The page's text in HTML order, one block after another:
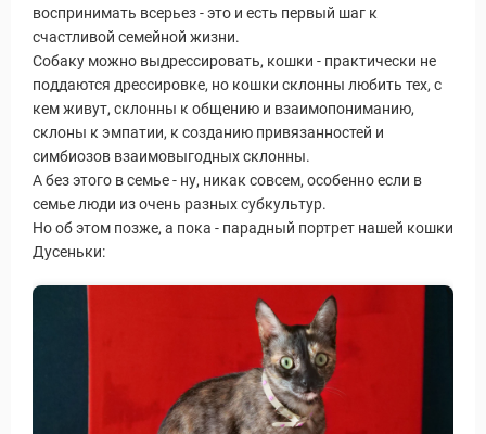
воспринимать всерьез - это и есть первый шаг к
счастливой семейной жизни.
Собаку можно выдрессировать, кошки - практически не
поддаются дрессировке, но кошки склонны любить тех, с
кем живут, склонны к общению и взаимопониманию,
склоны к эмпатии, к созданию привязанностей и
симбиозов взаимовыгодных склонны.
А без этого в семье - ну, никак совсем, особенно если в
семье люди из очень разных субкультур.
Но об этом позже, а пока - парадный портрет нашей кошки
Дусеньки: